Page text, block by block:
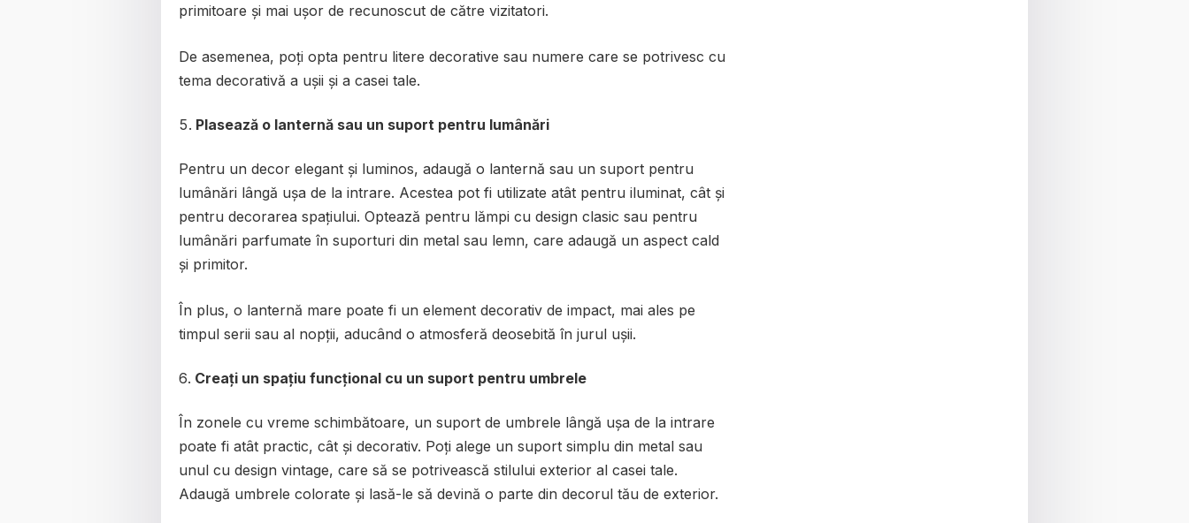
primitoare și mai ușor de recunoscut de către vizitatori.
De asemenea, poți opta pentru litere decorative sau numere care se potrivesc cu
tema decorativă a ușii și a casei tale.
Plasează o lanternă sau un suport pentru lumânări
Pentru un decor elegant și luminos, adaugă o lanternă sau un suport pentru
lumânări lângă ușa de la intrare. Acestea pot fi utilizate atât pentru iluminat, cât și
pentru decorarea spațiului. Optează pentru lămpi cu design clasic sau pentru
lumânări parfumate în suporturi din metal sau lemn, care adaugă un aspect cald
și primitor.
În plus, o lanternă mare poate fi un element decorativ de impact, mai ales pe
timpul serii sau al nopții, aducând o atmosferă deosebită în jurul ușii.
Creați un spațiu funcțional cu un suport pentru umbrele
În zonele cu vreme schimbătoare, un suport de umbrele lângă ușa de la intrare
poate fi atât practic, cât și decorativ. Poți alege un suport simplu din metal sau
unul cu design vintage, care să se potrivească stilului exterior al casei tale.
Adaugă umbrele colorate și lasă-le să devină o parte din decorul tău de exterior.